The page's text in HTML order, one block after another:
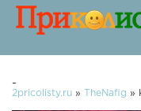
-
2pricolisty.ru » TheNafig »